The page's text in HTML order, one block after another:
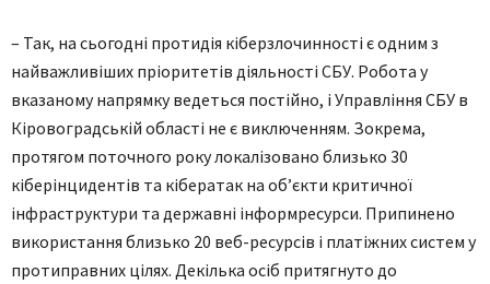
– Так, на сьогодні протидія кіберзлочинності є одним з
найважливіших пріоритетів діяльності СБУ. Робота у
вказаному напрямку ведеться постійно, і Управління СБУ в
Кіровоградській області не є виключенням. Зокрема,
протягом поточного року локалізовано близько 30
кіберінцидентів та кібератак на об’єкти критичної
інфраструктури та державні інформресурси. Припинено
використання близько 20 веб-ресурсів і платіжних систем у
протиправних цілях. Декілька осіб притягнуто до